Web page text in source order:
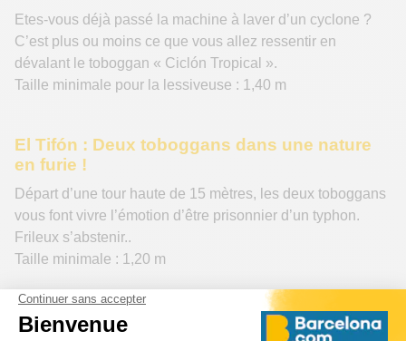
Etes-vous déjà passé la machine à laver d’un cyclone ?
C’est plus ou moins ce que vous allez ressentir en
dévalant le toboggan « Ciclón Tropical ».
Taille minimale pour la lessiveuse : 1,40 m
El Tifón : Deux toboggans dans une nature
en furie !
Départ d’une tour haute de 15 mètres, les deux toboggans
vous font vivre l’émotion d’être prisonnier d’un typhon.
Frileux s’abstenir..
Taille minimale : 1,20 m
El Galeón Pirata : Quand les enfants